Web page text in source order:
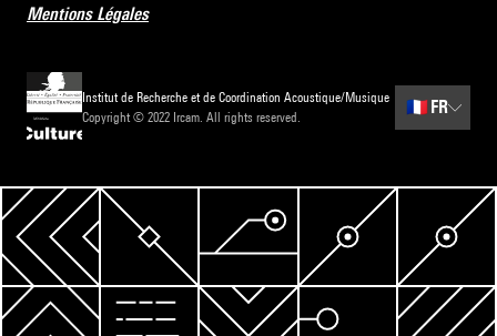
Mentions Légales
Institut de Recherche et de Coordination Acoustique/Musique
Copyright © 2022 Ircam. All rights reserved.
🇫🇷 FR